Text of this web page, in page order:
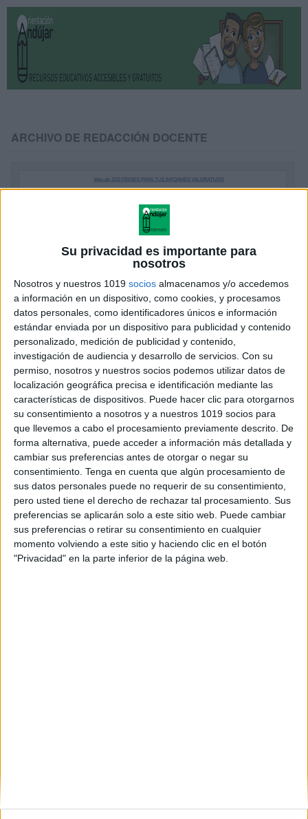
Su privacidad es importante para
nosotros
Nosotros y nuestros 1019 socios almacenamos y/o accedemos
a información en un dispositivo, como cookies, y procesamos
datos personales, como identificadores únicos e información
estándar enviada por un dispositivo para publicidad y contenido
personalizado, medición de publicidad y contenido,
investigación de audiencia y desarrollo de servicios. Con su
permiso, nosotros y nuestros socios podemos utilizar datos de
localización geográfica precisa e identificación mediante las
características de dispositivos. Puede hacer clic para otorgarnos
su consentimiento a nosotros y a nuestros 1019 socios para
que llevemos a cabo el procesamiento previamente descrito. De
forma alternativa, puede acceder a información más detallada y
cambiar sus preferencias antes de otorgar o negar su
consentimiento. Tenga en cuenta que algún procesamiento de
sus datos personales puede no requerir de su consentimiento,
pero usted tiene el derecho de rechazar tal procesamiento. Sus
preferencias se aplicarán solo a este sitio web. Puede cambiar
sus preferencias o retirar su consentimiento en cualquier
momento volviendo a este sitio y haciendo clic en el botón
"Privacidad" en la parte inferior de la página web.
ARCHIVO DE REDACCIÓN DOCENTE
Más de 200 FRASES PARA TUS
INFORMES VALORATIVOS
Publicado el 4 diciembre, 2025
✏️ Hoy te compartimos un recurso imprescindible
para docentes: un recopilatorio con más de 200 frases
listas para usar en tus informes valorativos,
especialmente pensadas para Educación
Primaria.Este material recoge […]
SEGUIR LEYENDO
Buscar